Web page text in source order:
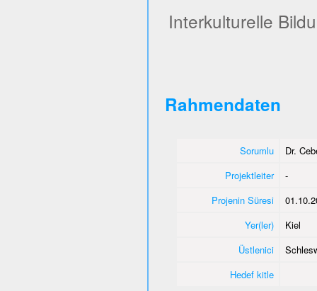
Interkulturelle
Rahmendaten
Sorumlu
Dr.
Projektleiter
-
Projenin Süresi
Yer(ler)
Kiel
Üstlenici
Hedef kitle